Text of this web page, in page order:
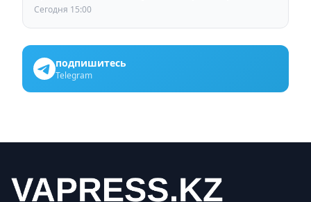
Сегодня 15:00
подпишитесь
Telegram